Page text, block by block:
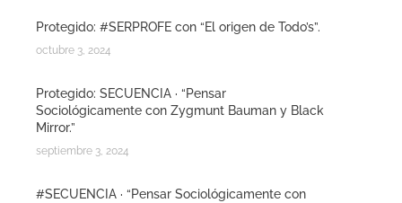
Protegido: #SERPROFE con “El origen de Todo’s”.
octubre 3, 2024
Protegido: SECUENCIA · “Pensar
Sociológicamente con Zygmunt Bauman y Black
Mirror.”
septiembre 3, 2024
#SECUENCIA · “Pensar Sociológicamente con